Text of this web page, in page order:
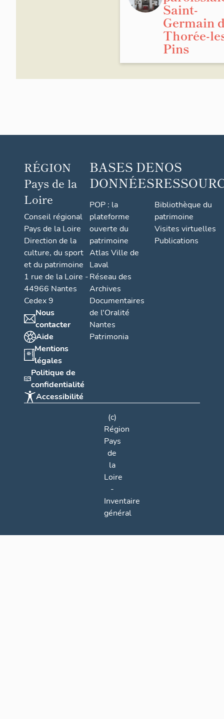
Saint-
Germain
Thorée-
Pins
RÉGION
Pays de la
Loire
Conseil régional
Pays de la Loire
Direction de la
culture, du sport
et du patrimoine
1 rue de la Loire -
44966 Nantes
Cedex 9
Nous
contacter
Aide
Mentions
légales
Politique de
confidentialité
Accessibilité
BASES DE
DONNÉES
POP : la
plateforme
ouverte du
patrimoine
Atlas Ville de
Laval
Réseau des
Archives
Documentaires
de l'Oralité
Nantes
Patrimonia
NOS
Bibliothèque du
patrimoine
Visites virtuelles
Publications
(c)
Région
Pays
de
la
Loire
-
Inventaire
général